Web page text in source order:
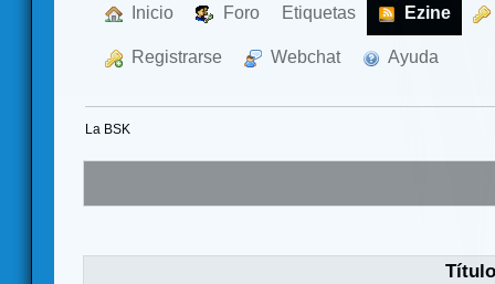
Inicio Foro Etiquetas Ezine
Registrarse Webchat Ayuda
La BSK
Título